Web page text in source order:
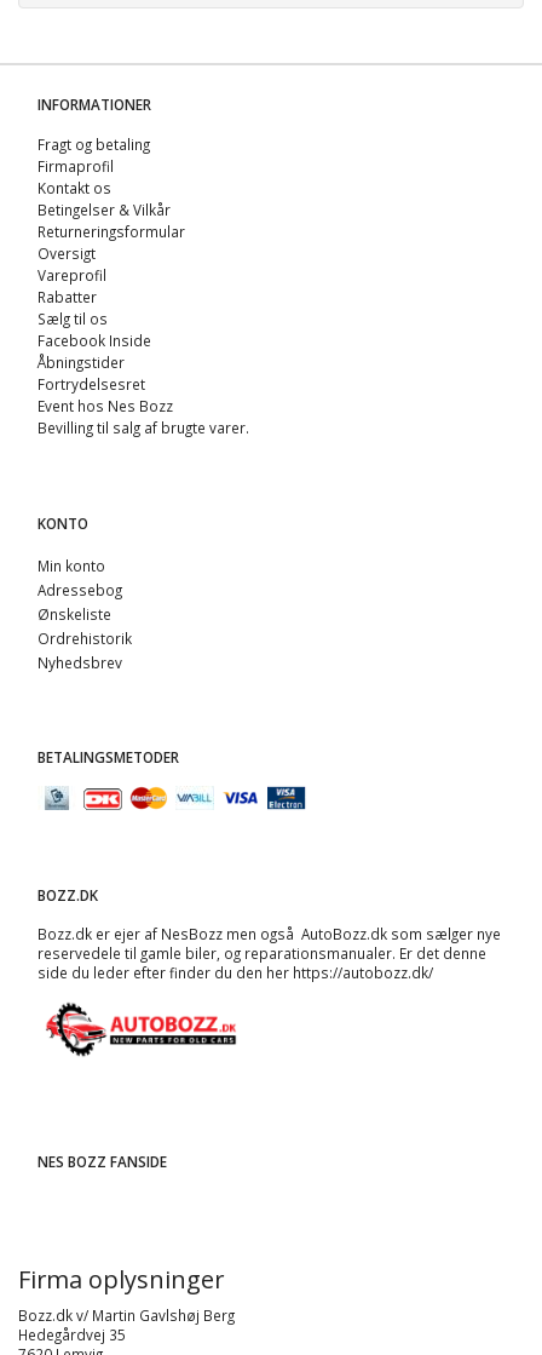
INFORMATIONER
Fragt og betaling
Firmaprofil
Kontakt os
Betingelser & Vilkår
Returneringsformular
Oversigt
Vareprofil
Rabatter
Sælg til os
Facebook Inside
Åbningstider
Fortrydelsesret
Event hos Nes Bozz
Bevilling til salg af brugte varer.
KONTO
Min konto
Adressebog
Ønskeliste
Ordrehistorik
Nyhedsbrev
BETALINGSMETODER
BOZZ.DK
Bozz.dk er ejer af NesBozz men også AutoBozz.dk som sælger nye
reservedele til gamle biler, og reparationsmanualer. Er det denne
side du leder efter finder du den her https://autobozz.dk/
NES BOZZ FANSIDE
Firma oplysninger
Bozz.dk v/ Martin Gavlshøj Berg
Hedegårdvej 35